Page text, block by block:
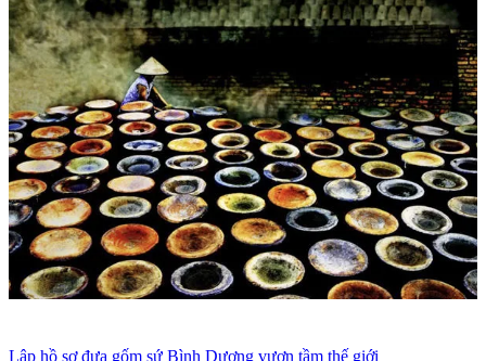
Lập hồ sơ đưa gốm sứ Bình Dương vươn tầm thế giới